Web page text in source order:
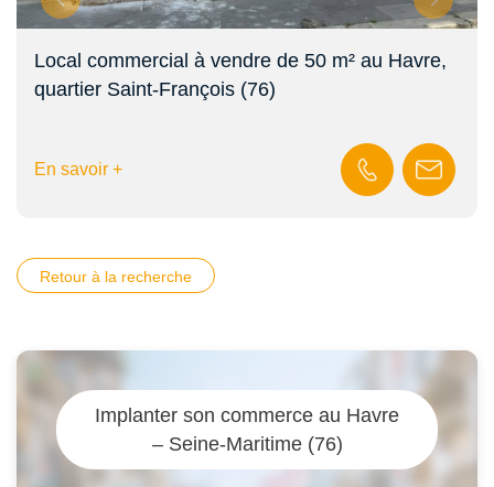
Local commercial à vendre de 50 m² au Havre,
quartier Saint-François (76)
En savoir +
Retour à la recherche
Implanter son commerce au Havre
– Seine-Maritime (76)